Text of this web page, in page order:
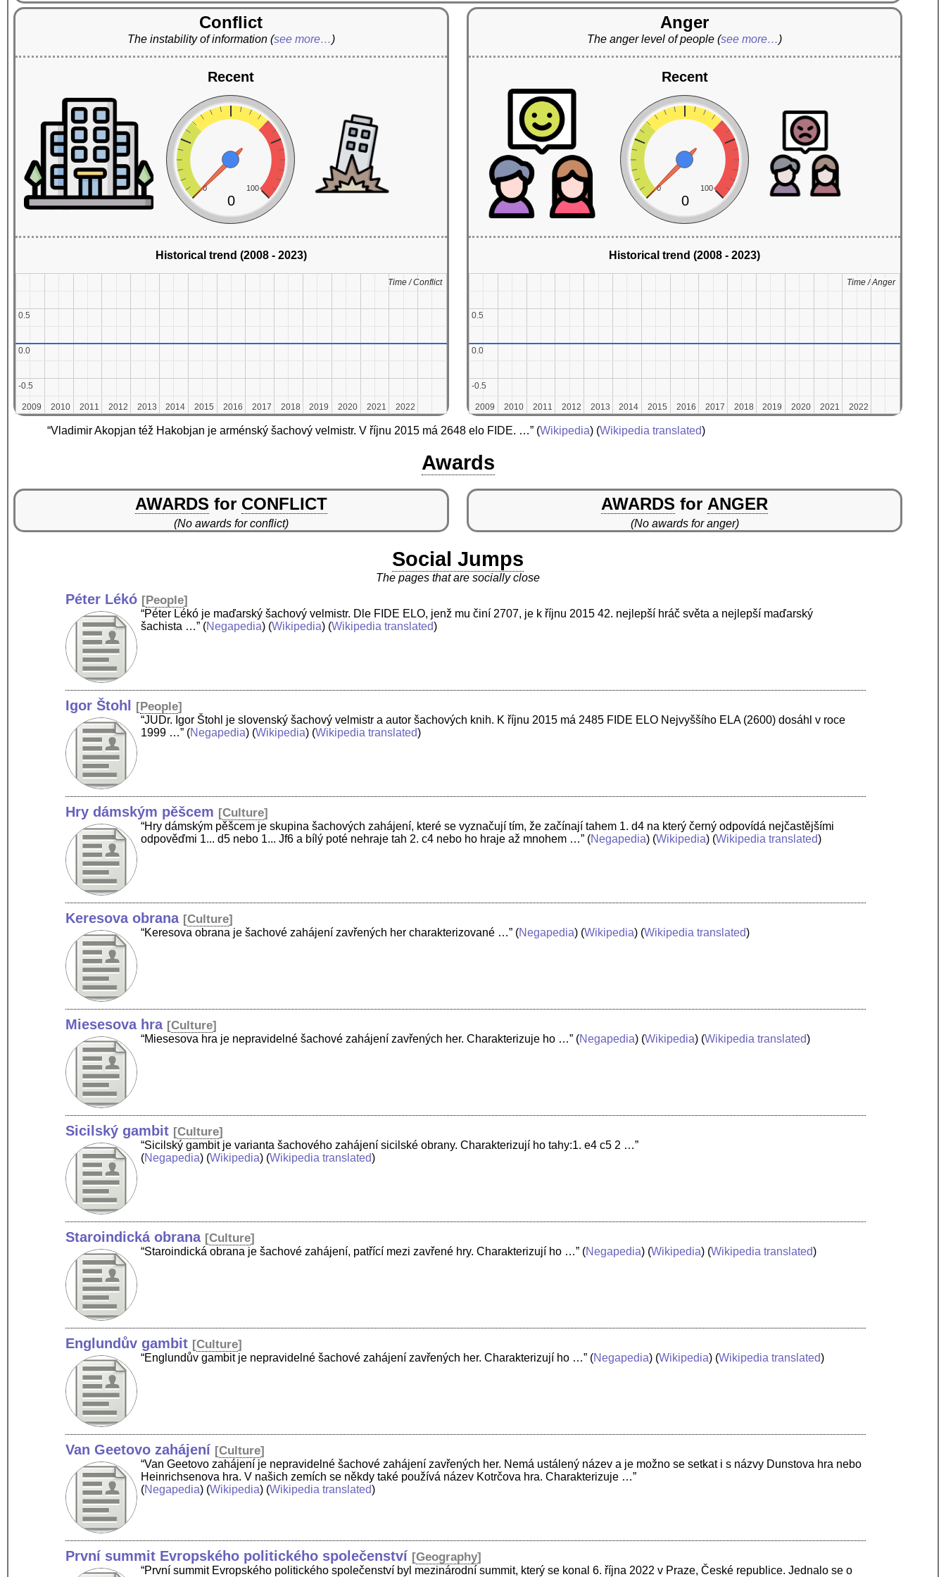
Conflict
The instability of information (see more…)
Recent
0 100
0
Historical trend (2008 - 2023)
2009
2009 2010
2010 2011
2011 2012
2012 2013
2013 2014
2014 2015
2015 2016
2016 2017
2017 2018
2018 2019
2019 2020
2020 2021
2021 2022
2022
-0.5
-0.5
0.0
0.0
0.5
0.5
Time / Conflict
Time / Conflict
Anger
The anger level of people(see more…)
Recent
0 100
0
Historical trend (2008 - 2023)
2009
2009 2010
2010 2011
2011 2012
2012 2013
2013 2014
2014 2015
2015 2016
2016 2017
2017 2018
2018 2019
2019 2020
2020 2021
2021 2022
2022
-0.5
-0.5
0.0
0.0
0.5
0.5
Time / Anger
Time / Anger
“Vladimir Akopjan též Hakobjan je arménský šachový velmistr. V říjnu 2015 má 2648 elo FIDE. …” (Wikipedia) (Wikipedia translated)
Awards
AWARDS for CONFLICT
(No awards for conflict)
AWARDS for ANGER
(No awards for anger)
Social Jumps
The pages that are socially close
Péter Lékó [People]
“Péter Lékó je maďarský šachový velmistr. Dle FIDE ELO, jenž mu činí 2707, je k říjnu 2015 42. nejlepší hráč světa a nejlepší maďarský
šachista …” (Negapedia) (Wikipedia) (Wikipedia translated)
Igor Štohl [People]
“JUDr. Igor Štohl je slovenský šachový velmistr a autor šachových knih. K říjnu 2015 má 2485 FIDE ELO Nejvyššího ELA (2600) dosáhl v roce
1999 …” (Negapedia) (Wikipedia) (Wikipedia translated)
Hry dámským pěšcem [Culture]
“Hry dámským pěšcem je skupina šachových zahájení, které se vyznačují tím, že začínají tahem 1. d4 na který černý odpovídá nejčastějšími
odpověďmi 1... d5 nebo 1... Jf6 a bílý poté nehraje tah 2. c4 nebo ho hraje až mnohem …” (Negapedia) (Wikipedia) (Wikipedia translated)
Keresova obrana [Culture]
“Keresova obrana je šachové zahájení zavřených her charakterizované …” (Negapedia) (Wikipedia) (Wikipedia translated)
Miesesova hra [Culture]
“Miesesova hra je nepravidelné šachové zahájení zavřených her. Charakterizuje ho …” (Negapedia) (Wikipedia) (Wikipedia translated)
Sicilský gambit [Culture]
“Sicilský gambit je varianta šachového zahájení sicilské obrany. Charakterizují ho tahy:1. e4 c5 2 …”
(Negapedia) (Wikipedia) (Wikipedia translated)
Staroindická obrana [Culture]
“Staroindická obrana je šachové zahájení, patřící mezi zavřené hry. Charakterizují ho …” (Negapedia) (Wikipedia) (Wikipedia translated)
Englundův gambit [Culture]
“Englundův gambit je nepravidelné šachové zahájení zavřených her. Charakterizují ho …” (Negapedia) (Wikipedia) (Wikipedia translated)
Van Geetovo zahájení [Culture]
“Van Geetovo zahájení je nepravidelné šachové zahájení zavřených her. Nemá ustálený název a je možno se setkat i s názvy Dunstova hra nebo
Heinrichsenova hra. V našich zemích se někdy také používá název Kotrčova hra. Charakterizuje …”
(Negapedia) (Wikipedia) (Wikipedia translated)
První summit Evropského politického společenství [Geography]
“První summit Evropského politického společenství byl mezinárodní summit, který se konal 6. října 2022 v Praze, České republice. Jednalo se o